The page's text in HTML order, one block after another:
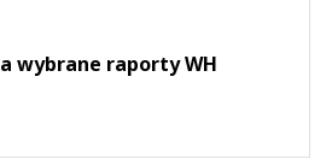
wybrane raporty WH